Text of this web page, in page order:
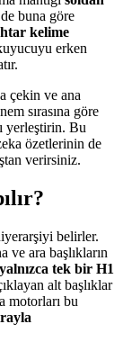
buna göre
kelime
erken
çekin ve ana
sırasına göre
yerleştirin. Bu
özetlerinin de
verirsiniz.
belirler.
ve ara başlıkların
yalnızca tek bir H1
alt başlıklar
motorları bu